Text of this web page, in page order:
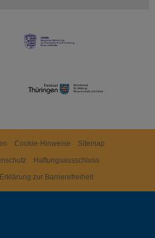
Cookie-Hinweise
Sitemap
Haftungsausschluss
Erklärung zur Barrierefreiheit